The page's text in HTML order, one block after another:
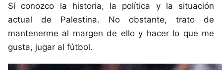
Sí conozco la historia, la política y la situación
actual de Palestina. No obstante, trato de
mantenerme al margen de ello y hacer lo que me
gusta, jugar al fútbol.